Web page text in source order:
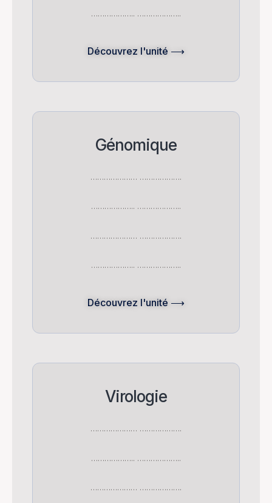
……………….. ………………..
Découvrez l'unité ⟶
Génomique
………………… ……………….
……………….. ………………..
………………… ……………….
……………….. ………………..
Découvrez l'unité ⟶
Virologie
………………… ……………….
……………….. ………………..
………………… ……………….